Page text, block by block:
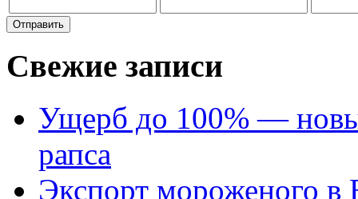
Свежие записи
Ущерб до 100% —
рапса
Экспорт мороженого в